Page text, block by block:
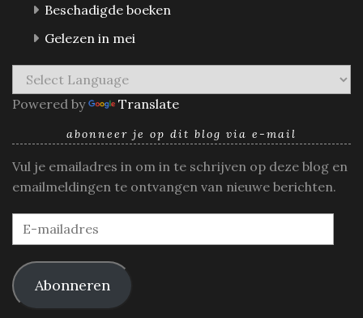
Beschadigde boeken
Gelezen in mei
Powered by Translate
abonneer je op dit blog via e-mail
Vul je emailadres in om in te schrijven op deze blog en
emailmeldingen te ontvangen van nieuwe berichten.
E-
mailadres
Abonneren